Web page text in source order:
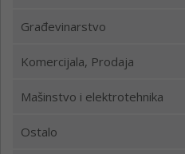
Građevinarstvo
Komercijala, Prodaja
Mašinstvo i elektrotehnika
Ostalo